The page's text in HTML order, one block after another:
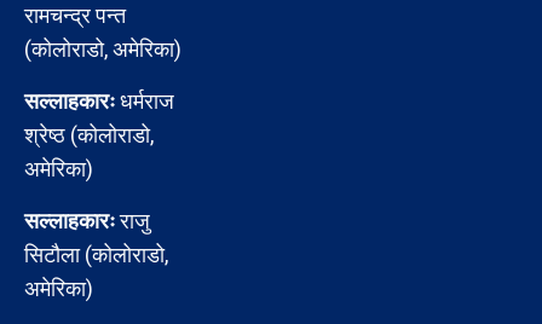
रामचन्द्र पन्त
(कोलोराडो, अमेरिका)
सल्लाहकारःधर्मराज
श्रेष्ठ (कोलोराडो,
अमेरिका)
सल्लाहकारःराजु
सिटौला (कोलोराडो,
अमेरिका)